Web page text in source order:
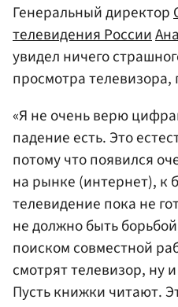
Генеральный директор
телевидения России
увидел ничего
просмотра телевизора,
«Я не очень верю
падение есть. Это
потому что появился
на рынке (интернет), к
телевидение пока не
не должно быть
поиском совместной
смотрят телевизор, ну
Пусть книжки читают.